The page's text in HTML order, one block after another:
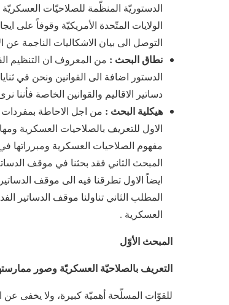
الدستوريّة المنظّمة للصلاحيّات العسكريّة
التوصل الى بيان الاشكاليات الناجمة عن
نطاق البحث : من المعروف ان التنظيم
الدستور اضافة الى القوانين ونحن في
دساتير الاقاليم والقوانين الخاصة
هيكلية البحث : من اجل الاحاطة
الاول للتعريف بالصلاحيات العسكرية
مفهوم الصلاحيات العسكرية ومبرراتها
المبحث الثاني فقد بحثنا في موقف
ايضاً الاول تطرقنا فيه الى موقف
المطلب الثاني تناولنا موقف الدساتير
العسكرية .
المبحث الأوّل
التعريف بالصلاحيّة العسكريّة وصور
للقوّات المسلّحة أهميّة كبيرة، ولا يخفى عن